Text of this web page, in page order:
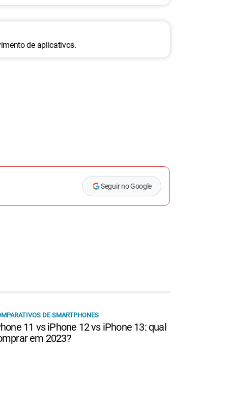
de aplicativos.
Seguir no Google
DE SMARTPHONES
11 vs iPhone 12 vs iPhone 13: qual
em 2023?